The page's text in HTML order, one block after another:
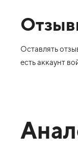
Оставлять
есть аккаунт